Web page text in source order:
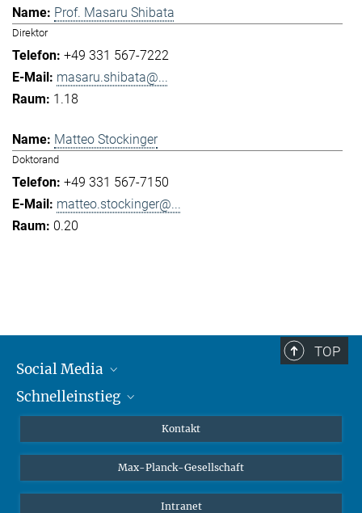
Prof. Masaru Shibata
Direktor
+49 331 567-7222
masaru.shibata@...
1.18
Matteo Stockinger
Doktorand
+49 331 567-7150
matteo.stockinger@...
0.20
TOP
Social Media
Mastodon
Schnelleinstieg
Schüler*innen
Kontakt
Max-Planck-Gesellschaft
Intranet